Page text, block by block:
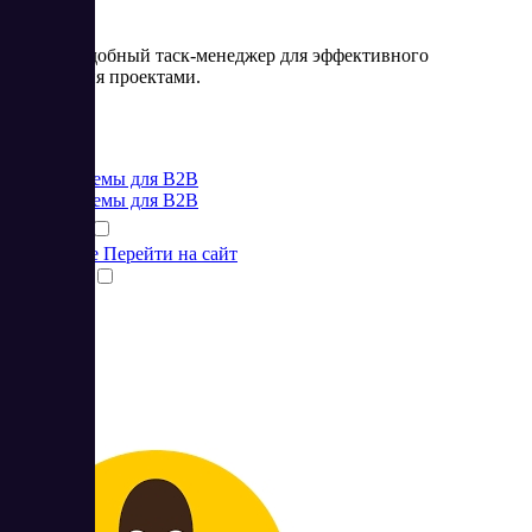
Weeek – удобный таск-менеджер для эффективного
управления проектами.
CRM системы для B2B
CRM системы для B2B
Подробнее Перейти на сайт